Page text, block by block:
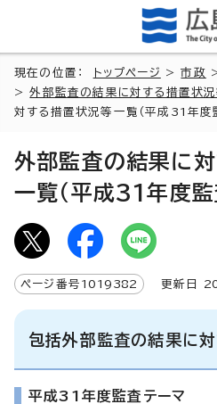
現在の位置： トップページ >市政
>外部監査の結果に対する措置状
対する措置状況等一覧（平成31年度
外部監査の結果に
一覧（平成31年度監
ページ番号 1019382 更新日
包括外部監査の結果に
平成31年度監査テーマ